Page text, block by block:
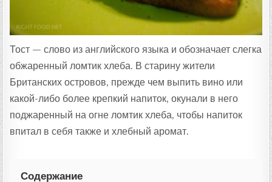
Тост — слово из английского языка и обозначает слегка
обжаренный ломтик хлеба. В старину жители
Британских островов, прежде чем выпить вино или
какой-либо более крепкий напиток, окунали в него
поджаренный на огне ломтик хлеба, чтобы напиток
впитал в себя также и хлебный аромат.
Содержание